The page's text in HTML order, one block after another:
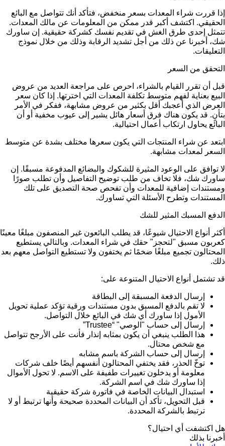
إذا قررت شراء المعدات بسعر منخفض، فتأكد أنك تتواصل مع البائع
الحقيقي. اكتشف أكبر قدر ممكن من المعلومات عن مالك المعدات.
تتمثل إحدى طرق الغش في تقديم نفسك كشركة حقيقية. إن ساورك
شك، أخبرنا عن ذلك من أجل تشديد الرقابة وذلك من خلال نموذج
التعليقات.
التحقق من السعر
قبل أن تقرر القيام بالشراء، احرص على مراجعة العديد من عروض
البيع بعناية لفهم متوسط تكلفة المعدات التي اخترتها. إذا كان سعر
العرض الذي أعجبك أقل بكثير من عروض مشابهة، ففكر في الأمر
بتأنٍ. قد يكون هناك فرق أسعار هائل يشير إلى عيوب مخفية أو أن
البائع يحاول ارتكاب أعمال احتيالية.
ابتعد عن شراء المنتجات التي يكون سعرها مختلف بشدة عن متوسط
السعر لمعدات مشابهة.
لا توافق على الوعود المثيرة للشكوك والبضائع المدفوعة مسبقًا. إن
ساورك شك، فلا تخاف من طلب توضيح التفاصيل وأن تطلب صورًا
ومستندات إضافية للمعدات وأن تفحص صحة التصديق على تلك
المستندات وتطرح الأسئلة التي تساورك.
الدفع المسبك المثير للشك
أكثر أنواع الاحتيال شيوعًا، قد يطلب البائعون غير المنصفون مبلغًا معينًا
كعربون مسبق "لتحجز" حقك في شراء المعدات. وبالتالي يستطيع
المحتالون تجميع مبلغًا ضخمًا ثم يختفون ولا تستطيع التواصل معهم بعد
ذلك.
قد تشتمل أنواع الاحتيال المتنوعة على:
إرسال الدفعة المسبقة إلى البطاقة
لا تقم بالدفع المسبق بدون مستندات ورقية تؤكد عملية تحويل
الأمول إذا ساورك أي شك في البائع خلال التواصل.
إرسال إلى حساب "الوصي" “Trustee”
هذا الطلب ينبغي أن يكون بمثابه إنذار فأنت على الأرجح تتواصل
مع شخص محتال.
إرسال إلى حساب الشركة باسم مشابه
توخّ الحذر، فقد يختفي المحتالون أنفسهم أيضًا خلف شركات
معلومة أو يدخلون تغييرات طفيفة على الاسم. لا تحول الأموال
إذا ساورك شك في اسم الشركة.
استبدال البيانات الخاصة في فاتورة شركة حقيقية
قبل التحويل، تأكد أن البيانات المحددة صحيحة وأنها ترتبط أو لا
ترتبط بالشركة المحددة.
هل اكتشفت أي احتيال؟
أخبرنا بذلك